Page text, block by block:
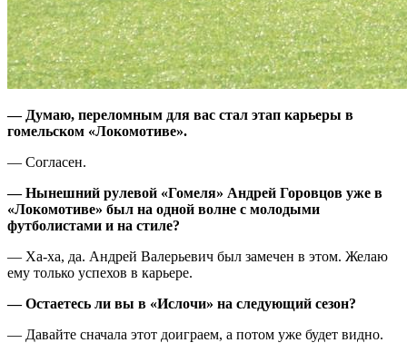
— Думаю, переломным для вас стал этап карьеры в
гомельском «Локомотиве».
— Согласен.
—Нынешний рулевой «Гомеля» Андрей Горовцов уже в
«Локомотиве» был на одной волне с молодыми
футболистами и на стиле?
— Ха-ха, да. Андрей Валерьевич был замечен в этом. Желаю
ему только успехов в карьере.
—Остаетесь ли вы в «Ислочи» на следующий сезон?
— Давайте сначала этот доиграем, а потом уже будет видно.